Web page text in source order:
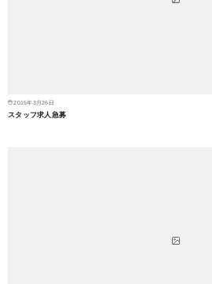
2015年3月26日
スタッフ求人急募